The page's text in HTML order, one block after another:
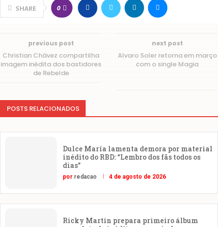
SHARE 0
previous post
Christian Chávez compartilha
imagem inédita dos bastidores
de Rebelde
next post
Alvaro Soler retorna em março
com o single Magia
POSTS RELACIONADOS
Dulce María lamenta demora por material
inédito do RBD: “Lembro dos fãs todos os
dias”
por redacao 4 de agosto de 2026
Ricky Martin prepara primeiro álbum